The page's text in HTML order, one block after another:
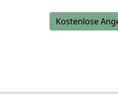
Kostenlose